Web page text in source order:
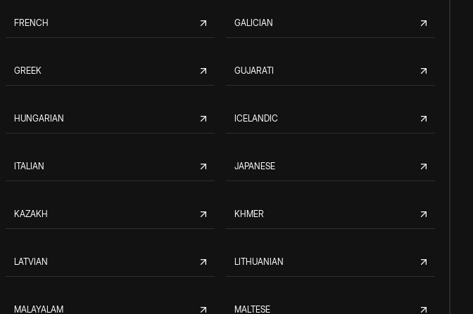
FRENCH GALICIAN
GREEK GUJARATI
HUNGARIAN ICELANDIC
ITALIAN JAPANESE
KAZAKH KHMER
LATVIAN LITHUANIAN
MALAYALAM MALTESE